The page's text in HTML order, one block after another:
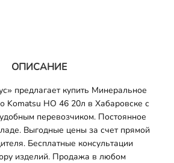
ОПИСАНИЕ
предлагает купить Минеральное
Komatsu HO 46 20л в Хабаровске с
перевозчиком. Постоянное
Выгодные цены за счет прямой
Бесплатные консультации
изделий. Продажа в любом